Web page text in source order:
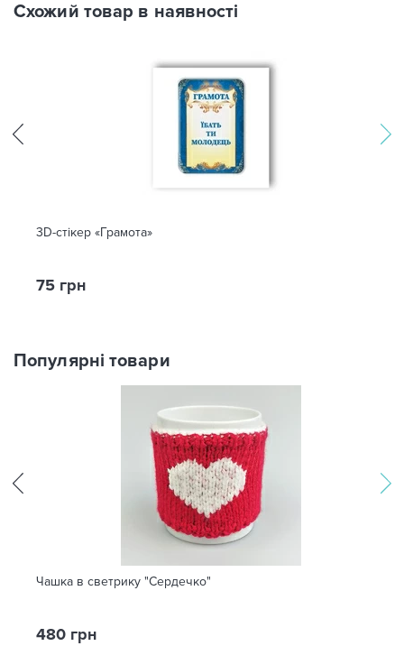
Схожий товар в наявності
3D-стікер «Грамота»
75 грн
Популярні товари
Чашка в светрику "Сердечко"
480 грн